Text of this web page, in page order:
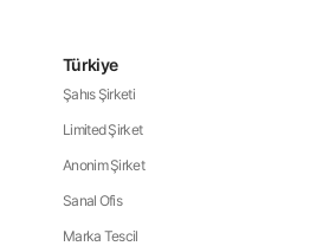
Türkiye
Şahıs Şirketi
Limited Şirket
Anonim Şirket
Sanal Ofis
Marka Tescil